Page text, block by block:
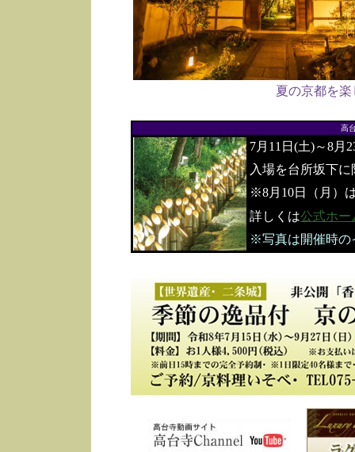
夏の京都を
高
7月11日(土)～8月
入場を台所坂下
※8月10日（月）
詳しくは公式ホー
※写真は開催時の